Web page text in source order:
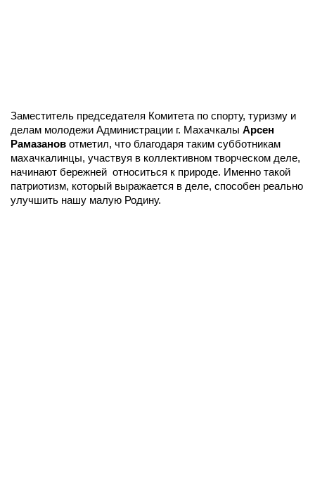
Заместитель председателя Комитета по спорту, туризму и
делам молодежи Администрации г. Махачкалы Арсен
Рамазанов отметил, что благодаря таким субботникам
махачкалинцы, участвуя в коллективном творческом деле,
начинают бережней относиться к природе. Именно такой
патриотизм, который выражается в деле, способен реально
улучшить нашу малую Родину.